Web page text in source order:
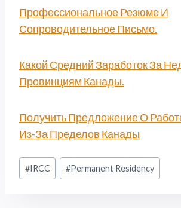
Профессиональное Резюме И
Сопроводительное Письмо.
Какой Средний Заработок За
Провинциям Канады.
Получить Предложение О
Из-За Пределов Канады
Метки
записи:
#IRCC #Permanent Residency